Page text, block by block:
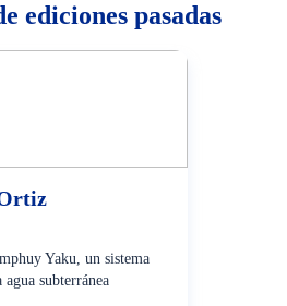
ediciones pasadas
Yaku, un sistema
subterránea